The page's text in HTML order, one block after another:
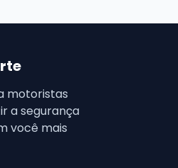
motoristas
a segurança
você mais